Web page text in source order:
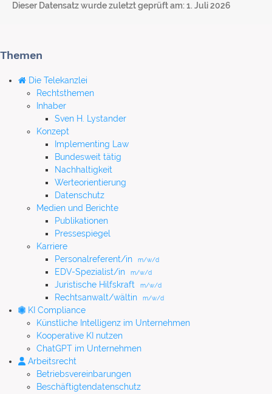
Dieser Datensatz wurde zuletzt geprüft am: 1. Juli 2026
Themen
Die Telekanzlei
Rechtsthemen
Inhaber
Sven H. Lystander
Konzept
Implementing Law
Bundesweit tätig
Nachhaltigkeit
Werteorientierung
Datenschutz
Medien und Berichte
Publikationen
Pressespiegel
Karriere
Personalreferent/in
m/w/d
EDV-Spezialist/in m/w/d
Juristische Hilfskraft m/w/d
Rechtsanwalt/wältin m/w/d
KI Compliance
Künstliche Intelligenz im Unternehmen
Kooperative KI nutzen
ChatGPT im Unternehmen
Arbeitsrecht
Betriebsvereinbarungen
Beschäftigtendatenschutz